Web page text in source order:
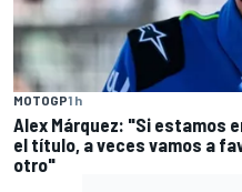
MOTOGP1 h
Alex Márquez: "Si estamos
el título, a veces vamos a
otro"